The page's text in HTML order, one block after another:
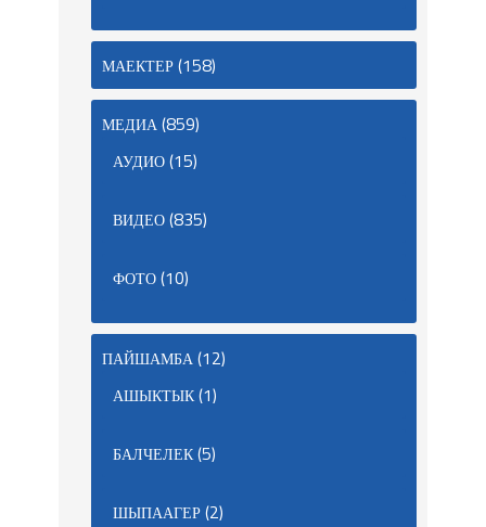
МАЕКТЕР(158)
МЕДИА(859)
АУДИО(15)
ВИДЕО(835)
ФОТО(10)
ПАЙШАМБА(12)
АШЫКТЫК(1)
БАЛЧЕЛЕК(5)
ШЫПААГЕР(2)